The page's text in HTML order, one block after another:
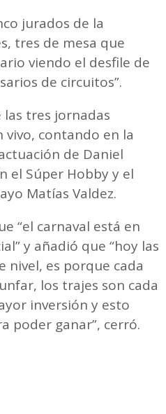
jurados de la
tres de mesa que
viendo el desfile de
de circuitos”.
tres jornadas
vivo, contando en la
de Daniel
el Súper Hobby y el
Matías Valdez.
“el carnaval está en
y añadió que “hoy las
nivel, es porque cada
los trajes son cada
inversión y esto
poder ganar”, cerró.